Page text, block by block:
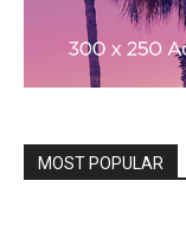
MOST POPULAR